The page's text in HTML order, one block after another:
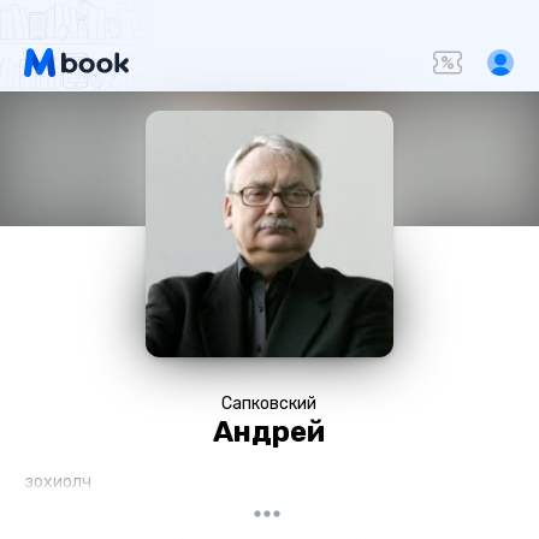
Сапковский
Андрей
зохиолч